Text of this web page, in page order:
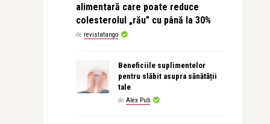
alimentară care poate reduce
colesterolul „rău” cu până la 30%
de revistatango
Beneficiile suplimentelor
pentru slăbit asupra sănătății
tale
de Alex Pub